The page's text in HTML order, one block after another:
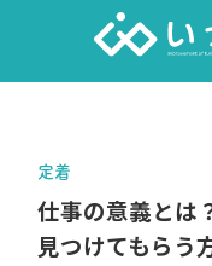
定着
仕事の意義とは
見つけてもらう